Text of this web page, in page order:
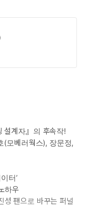
설계자』의 후속작!
(모베러웍스), 장문정,
터’
하우
성 팬으로 바꾸는 퍼널